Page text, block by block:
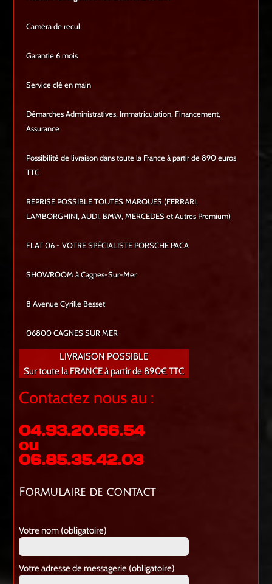
Caméra de recul
Garantie 6 mois
Service clé en main
Démarches Administratives, Immatriculation, Financement,
Assurance
Possibilité de livraison dans toute la France à partir de 890 euros
TTC
REPRISE POSSIBLE TOUTES MARQUES (FERRARI,
LAMBORGHINI, AUDI, BMW, MERCEDES et Autres Premium)
FLAT 06 - VOTRE SPÉCIALISTE PORSCHE PACA
SHOWROOM à Cagnes-Sur-Mer
8 Avenue Cyrille Besset
06800 CAGNES SUR MER
LIVRAISON POSSIBLE
Sur toute la FRANCE à partir de 890€ TTC
Contactez nous au :
04.93.20.66.54
ou
06.85.35.42.03
Formulaire de contact
Votre nom (obligatoire)
Votre adresse de messagerie (obligatoire)